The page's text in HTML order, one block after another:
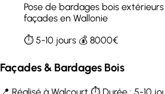
Pose de bardages bois
façades en Wallonie
⏱️ 5-10 jours 💰 8000€
Façades & Bardages Bois